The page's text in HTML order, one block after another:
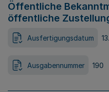
Öffentliche
öffentliche
Ausfertigungsdatum
Ausgabennummer 190